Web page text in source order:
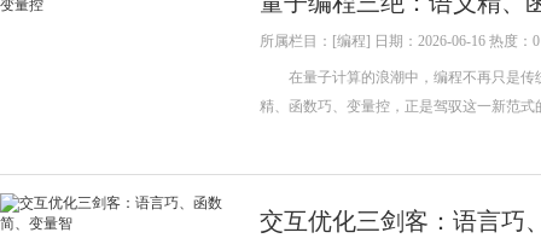
所属栏目：[编程] 日期：2026-06-16 热度：0
在量子计算的浪潮中，编程不再只是传
精、函数巧、变量控，正是驾驭这一新范
交互优化三剑客：语言巧